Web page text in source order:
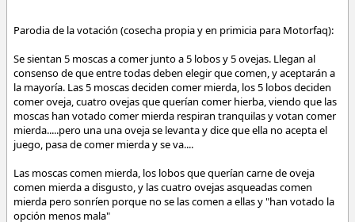
Parodia de la votación (cosecha propia y en primicia para Motorfaq):
Se sientan 5 moscas a comer junto a 5 lobos y 5 ovejas. Llegan al
consenso de que entre todas deben elegir que comen, y aceptarán a
la mayoría. Las 5 moscas deciden comer mierda, los 5 lobos deciden
comer oveja, cuatro ovejas que querían comer hierba, viendo que las
moscas han votado comer mierda respiran tranquilas y votan comer
mierda.....pero una una oveja se levanta y dice que ella no acepta el
juego, pasa de comer mierda y se va....
Las moscas comen mierda, los lobos que querían carne de oveja
comen mierda a disgusto, y las cuatro ovejas asqueadas comen
mierda pero sonríen porque no se las comen a ellas y "han votado la
opción menos mala"